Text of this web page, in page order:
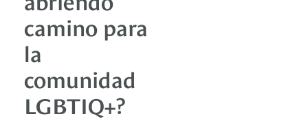
camino para
la
comunidad
LGBTIQ+?